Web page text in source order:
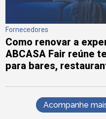
Fornecedores
Como renovar a
ABCASA Fair reúne
para bares,
Acompanhe